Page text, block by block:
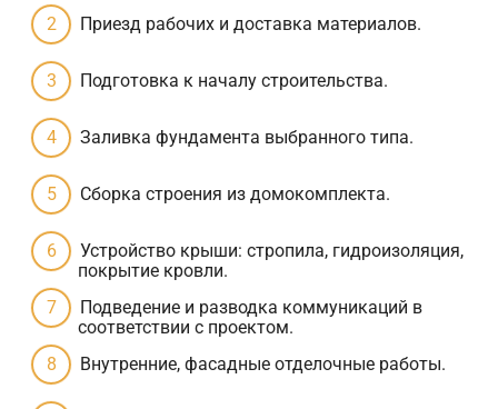
Приезд рабочих и доставка материалов.
Подготовка к началу строительства.
Заливка фундамента выбранного типа.
Сборка строения из домокомплекта.
Устройство крыши: стропила, гидроизоляция,
покрытие кровли.
Подведение и разводка коммуникаций в
соответствии с проектом.
Внутренние, фасадные отделочные работы.